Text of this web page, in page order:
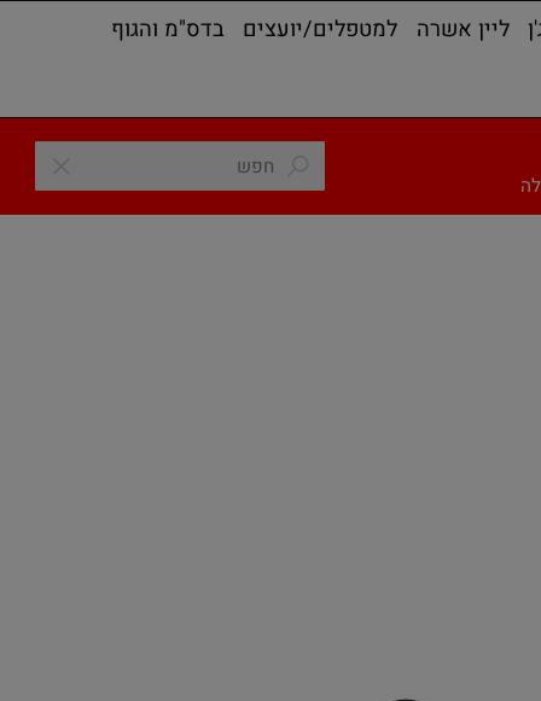
ליין אשרה למטפלים/יועצים בדס"מ והגוף